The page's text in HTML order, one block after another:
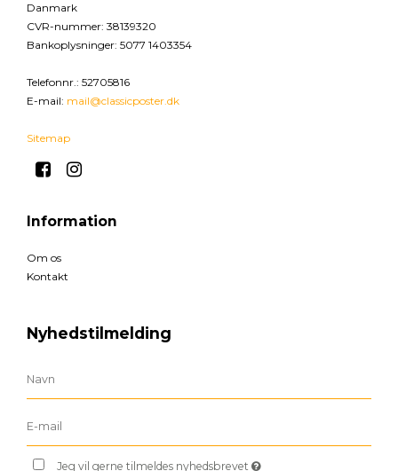
Danmark
CVR-nummer: 38139320
Bankoplysninger: 5077 1403354
Telefonnr.: 52705816
E-mail: mail@classicposter.dk
Sitemap
Information
Om os
Kontakt
Nyhedstilmelding
Jeg vil gerne tilmeldes nyhedsbrevet